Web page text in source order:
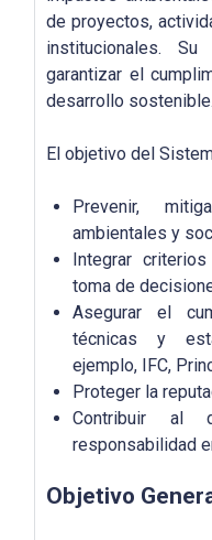
de proyectos,
institucionales.
garantizar el
desarrollo sostenible.
El objetivo del
Prevenir,
ambientales y
Integrar
toma de
Asegurar el
técnicas y
ejemplo, IFC,
Proteger la
Contribuir al
responsabilidad
Objetivo